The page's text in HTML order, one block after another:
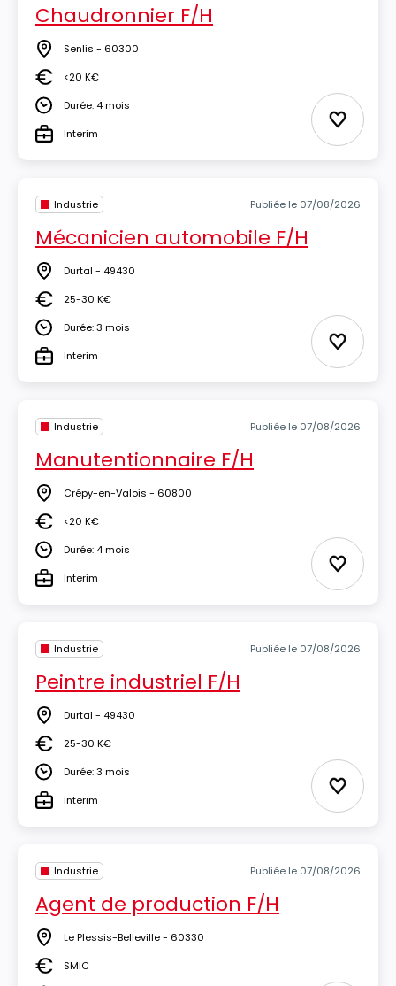
Chaudronnier F/H
Lieu Senlis - 60300
Salaire<20 K€
DuréeDurée: 4 mois
TypeInterim Ajouter
Industrie Publiée le 07/08/2026
Mécanicien automobile F/H
Lieu Durtal - 49430
Salaire25-30 K€
DuréeDurée: 3 mois
TypeInterim Ajouter
Industrie Publiée le 07/08/2026
Manutentionnaire F/H
Lieu Crépy-en-Valois - 60800
Salaire<20 K€
DuréeDurée: 4 mois
TypeInterim Ajouter
Industrie Publiée le 07/08/2026
Peintre industriel F/H
Lieu Durtal - 49430
Salaire25-30 K€
DuréeDurée: 3 mois
TypeInterim Ajouter
Industrie Publiée le 07/08/2026
Agent de production F/H
Lieu Le Plessis-Belleville - 60330
Salaire
SMIC